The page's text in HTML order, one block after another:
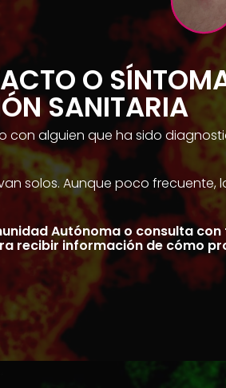
O
SANITARIA
con alguien que ha sido
solos. Aunque poco
Autónoma o consulta
recibir información de cómo